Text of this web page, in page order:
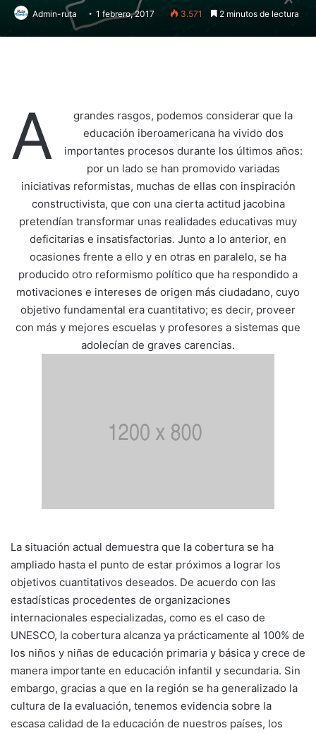
Admin-ruta 1 febrero, 2017 3.571 2 minutos de lectura
A
grandes rasgos, podemos considerar que la
educación iberoamericana ha vivido dos
importantes procesos durante los últimos años:
por un lado se han promovido variadas
iniciativas reformistas, muchas de ellas con inspiración
constructivista, que con una cierta actitud jacobina
pretendían transformar unas realidades educativas muy
deficitarias e insatisfactorias. Junto a lo anterior, en
ocasiones frente a ello y en otras en paralelo, se ha
producido otro reformismo político que ha respondido a
motivaciones e intereses de origen más ciudadano, cuyo
objetivo fundamental era cuantitativo; es decir, proveer
con más y mejores escuelas y profesores a sistemas que
adolecían de graves carencias.
La situación actual demuestra que la cobertura se ha
ampliado hasta el punto de estar próximos a lograr los
objetivos cuantitativos deseados. De acuerdo con las
estadísticas procedentes de organizaciones
internacionales especializadas, como es el caso de
UNESCO, la cobertura alcanza ya prácticamente al 100% de
los niños y niñas de educación primaria y básica y crece de
manera importante en educación infantil y secundaria. Sin
embargo, gracias a que en la región se ha generalizado la
cultura de la evaluación, tenemos evidencia sobre la
escasa calidad de la educación de nuestros países, los